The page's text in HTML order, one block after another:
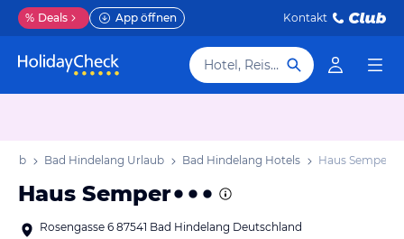
% Deals App öffnen Kontakt
Hotel, Reiseziel
Bad Hindelang Urlaub Bad Hindelang Hotels Haus Semper
Haus Semper
Rosengasse 6 87541 Bad Hindelang Deutschland